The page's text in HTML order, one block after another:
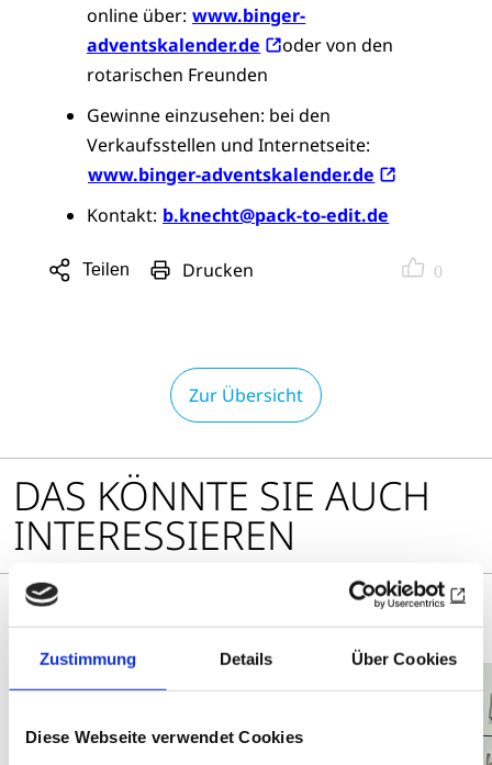
Zustimmung Details Über Cookies
Diese Webseite verwendet Cookies
online über: www.binger-
adventskalender.de
oder von den
rotarischen Freunden
Gewinne einzusehen: bei den
Verkaufsstellen und Internetseite:
www.binger-adventskalender.de
Kontakt: b.knecht@pack-to-edit.de
Teilen
Sharing
Drucken 0
Zur Übersicht
DAS KÖNNTE SIE AUCH
INTERESSIEREN